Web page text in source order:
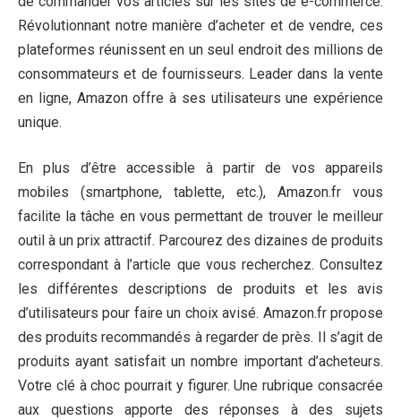
Révolutionnant notre manière d’acheter et de vendre, ces
plateformes réunissent en un seul endroit des millions de
consommateurs et de fournisseurs. Leader dans la vente
en ligne, Amazon offre à ses utilisateurs une expérience
unique.
En plus d’être accessible à partir de vos appareils
mobiles (smartphone, tablette, etc.), Amazon.fr vous
facilite la tâche en vous permettant de trouver le meilleur
outil à un prix attractif. Parcourez des dizaines de produits
correspondant à l’article que vous recherchez. Consultez
les différentes descriptions de produits et les avis
d’utilisateurs pour faire un choix avisé. Amazon.fr propose
des produits recommandés à regarder de près. Il s’agit de
produits ayant satisfait un nombre important d’acheteurs.
Votre clé à choc pourrait y figurer. Une rubrique consacrée
aux questions apporte des réponses à des sujets